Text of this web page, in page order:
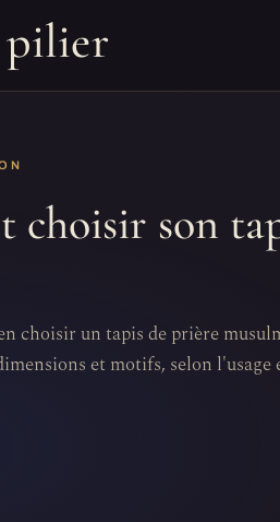
pilier
choisir son
choisir un tapis de prière
et motifs, selon l'usage